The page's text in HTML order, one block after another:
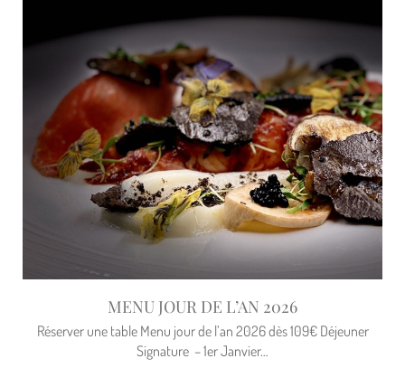
MENU JOUR DE L’AN 2026
Réserver une table Menu jour de l’an 2026 dès 109€ Déjeuner
Signature – 1er Janvier…